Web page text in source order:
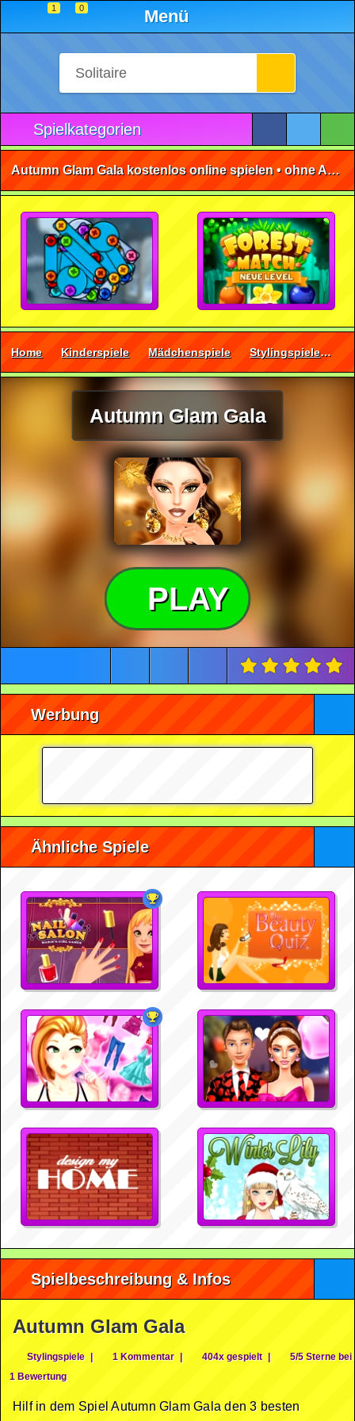
1 0 Menü
Spielkategorien
Autumn Glam Gala kostenlos online spielen • ohne Anmeldung 🕹️
Home Kinderspiele Mädchenspiele Stylingspiele
Autumn Glam Gala
PLAY
Werbung
Ähnliche Spiele
Spielbeschreibung & Infos
Autumn Glam Gala
Stylingspiele | 1 Kommentar | 404x gespielt |
5/5 Sterne bei
1 Bewertung
Hilf in dem Spiel Autumn Glam Gala den 3 besten